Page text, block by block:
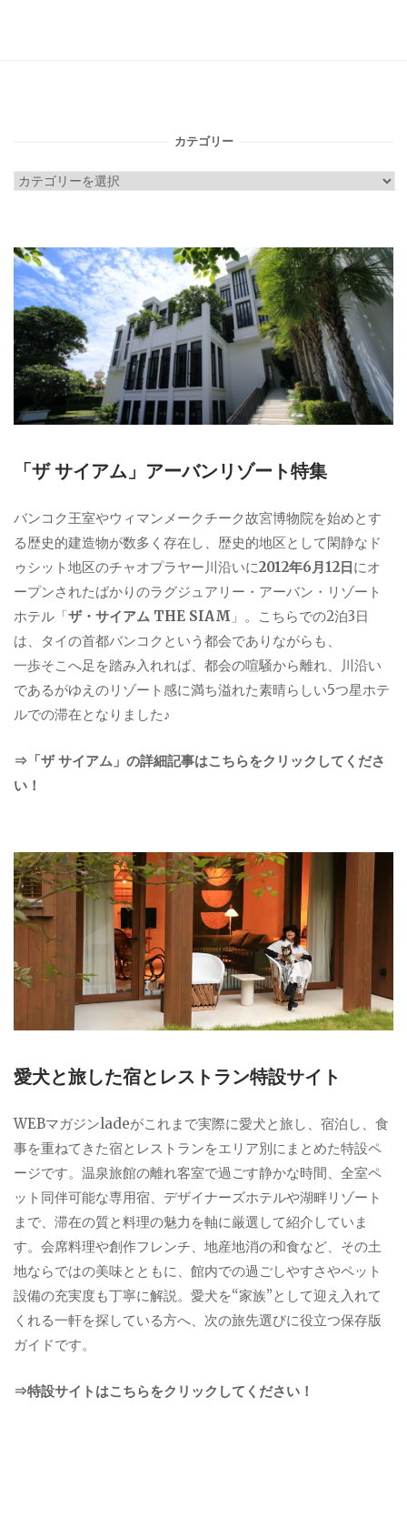
カテゴリー
カ
リ
ー
「ザ サイアム」アーバンリゾート特集
バンコク王室やウィマンメークチーク故宮博物院を始めとす
る歴史的建造物が数多く存在し、歴史的地区として閑静なド
ゥシット地区のチャオプラヤー川沿いに2012年6月12日にオ
ープンされたばかりのラグジュアリー・アーバン・リゾート
ホテル「ザ・サイアム THE SIAM 」。こちらでの2泊3日
は、タイの首都バンコクという都会でありながらも、
一歩そこへ足を踏み入れれば、都会の喧騒から離れ、川沿い
であるがゆえのリゾート感に満ち溢れた素晴らしい5つ星ホテ
ルでの滞在となりました♪
⇒「ザ サイアム」の詳細記事はこちらをクリックしてくださ
い！
愛犬と旅した宿とレストラン特設サイト
WEBマガジンladeがこれまで実際に愛犬と旅し、宿泊し、食
事を重ねてきた宿とレストランをエリア別にまとめた特設ペ
ージです。温泉旅館の離れ客室で過ごす静かな時間、全室ペ
ット同伴可能な専用宿、デザイナーズホテルや湖畔リゾート
まで、滞在の質と料理の魅力を軸に厳選して紹介していま
す。会席料理や創作フレンチ、地産地消の和食など、その土
地ならではの美味とともに、館内での過ごしやすさやペット
設備の充実度も丁寧に解説。愛犬を“家族”として迎え入れて
くれる一軒を探している方へ、次の旅先選びに役立つ保存版
ガイドです。
⇒特設サイトはこちらをクリックしてください！